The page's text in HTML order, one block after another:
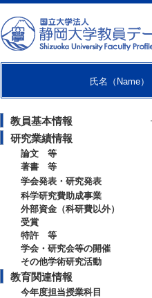
氏名（Name）
教員基本情報
研究業績情報
論文 等
著書 等
学会発表・研究発表
科学研究費助成事業
外部資金（科研費以外）
受賞
特許 等
学会・研究会等の開催
その他学術研究活動
教育関連情報
今年度担当授業科目